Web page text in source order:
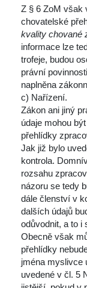
Z § 6 ZoM však
chovatelské
kvality chované
informace lze
trofeje, budou
právní
naplněna
c) Nařízení.
Zákon ani jiný
údaje mohou
přehlídky
Jak již bylo
kontrola.
rozsahu
názoru se tedy
dále členství v
dalších údajů
odůvodnit, a to i
Obecně však
přehlídky
jména myslivce
uvedené v čl. 5